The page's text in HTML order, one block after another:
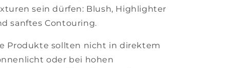
sein dürfen: Blush, Highlighter
sanftes Contouring.
Produkte sollten nicht in direktem
oder bei hohen